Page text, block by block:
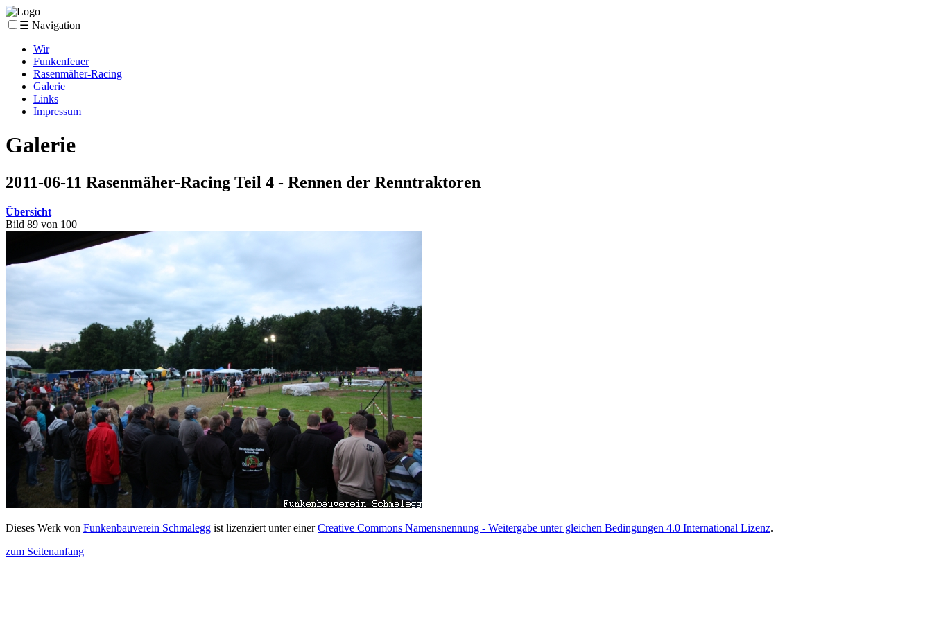
☰ Navigation
Wir
Funkenfeuer
Rasenmäher-Racing
Galerie
Links
Impressum
Galerie
2011-06-11 Rasenmäher-Racing Teil 4 - Rennen der Renntraktoren
Übersicht
Bild 89 von 100
Dieses Werk von Funkenbauverein Schmalegg ist lizenziert unter einerCreative Commons Namensnennung - Weitergabe unter gleichen Bedingungen 4.0 International Lizenz.
zum Seitenanfang